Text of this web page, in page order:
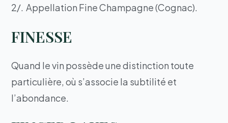
2/. Appellation Fine Champagne (Cognac).
FINESSE
Quand le vin possède une distinction toute
particulière, où s’associe la subtilité et
l’abondance.